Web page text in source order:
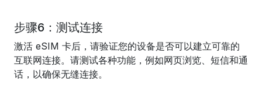
步骤6：测试连接
激活 eSIM 卡后，请验证您的设备是否可以建立可靠的
互联网连接。请测试各种功能，例如网页浏览、短信和通
话，以确保无缝连接。